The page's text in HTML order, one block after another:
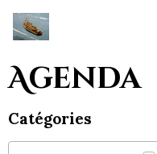
Agenda
Catégories